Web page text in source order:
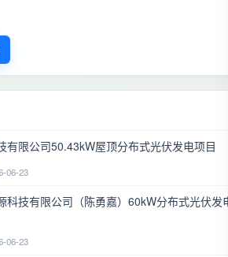
有限公司50.43kW屋顶分布式光伏发电项目
06-23
科技有限公司（陈勇嘉）60kW分布式光伏发
06-23